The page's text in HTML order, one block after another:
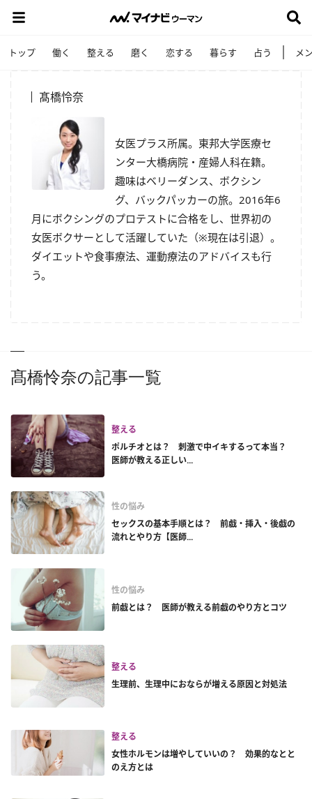
トップ 働く 整える 磨く 恋する 暮らす 占う メ
髙橋怜奈
女医プラス所属。東邦大学医療セ
ンター大橋病院・産婦人科在籍。
趣味はベリーダンス、ボクシン
グ、バックパッカーの旅。2016年6
月にボクシングのプロテストに合格をし、世界初の
女医ボクサーとして活躍していた（※現在は引退）。
ダイエットや食事療法、運動療法のアドバイスも行
う。
髙橋怜奈の記事一覧
整える
ポルチオとは？ 刺激で中イキするって本当？
医師が教える正しい...
性の悩み
セックスの基本手順とは？ 前戯・挿入・後戯の
流れとやり方【医師...
性の悩み
前戯とは？ 医師が教える前戯のやり方とコツ
整える
生理前、生理中におならが増える原因と対処法
整える
女性ホルモンは増やしていいの？ 効果的なとと
のえ方とは